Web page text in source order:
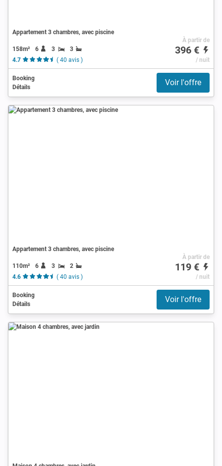
Appartement 3 chambres, avec piscine
158m² 6 3
3
4.7
( 40 avis )
À partir de
396 €
/ nuit
Booking
Détails
Voir l'offre
Appartement 3 chambres, avec piscine
110m² 6 3
2
4.6
( 40 avis )
À partir de
119 €
/ nuit
Booking
Détails
Voir l'offre